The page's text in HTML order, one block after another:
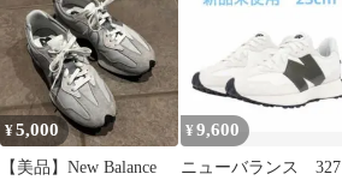
¥5,000
【美品】New Balance
¥9,600
ニューバランス 327